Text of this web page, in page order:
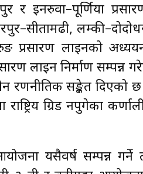
र इनरुवा–पूर्णिया
प्रसारण लाइनको अध्ययन
लाइन निर्माण सम्पन्न
रणनीतिक सङ्केत दिएको छ
ग्रिड नपुगेका
यसैवर्ष सम्पन्न